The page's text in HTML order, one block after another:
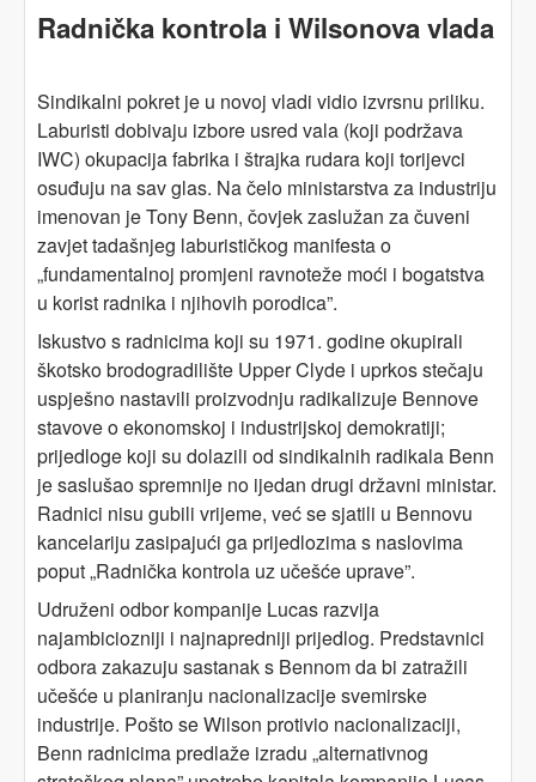
Radnička kontrola i Wilsonova vlada
Sindikalni pokret je u novoj vladi vidio izvrsnu priliku.
Laburisti dobivaju izbore usred vala (koji podržava
IWC) okupacija fabrika i štrajka rudara koji torijevci
osuđuju na sav glas. Na čelo ministarstva za industriju
imenovan je Tony Benn, čovjek zaslužan za čuveni
zavjet tadašnjeg laburističkog manifesta o
„fundamentalnoj promjeni ravnoteže moći i bogatstva
u korist radnika i njihovih porodica”.
Iskustvo s radnicima koji su 1971. godine okupirali
škotsko brodogradilište Upper Clyde i uprkos stečaju
uspješno nastavili proizvodnju radikalizuje Bennove
stavove o ekonomskoj i industrijskoj demokratiji;
prijedloge koji su dolazili od sindikalnih radikala Benn
je saslušao spremnije no ijedan drugi državni ministar.
Radnici nisu gubili vrijeme, već se sjatili u Bennovu
kancelariju zasipajući ga prijedlozima s naslovima
poput „Radnička kontrola uz učešće uprave”.
Udruženi odbor kompanije Lucas razvija
najambiciozniji i najnapredniji prijedlog. Predstavnici
odbora zakazuju sastanak s Bennom da bi zatražili
učešće u planiranju nacionalizacije svemirske
industrije. Pošto se Wilson protivio nacionalizaciji,
Benn radnicima predlaže izradu „alternativnog